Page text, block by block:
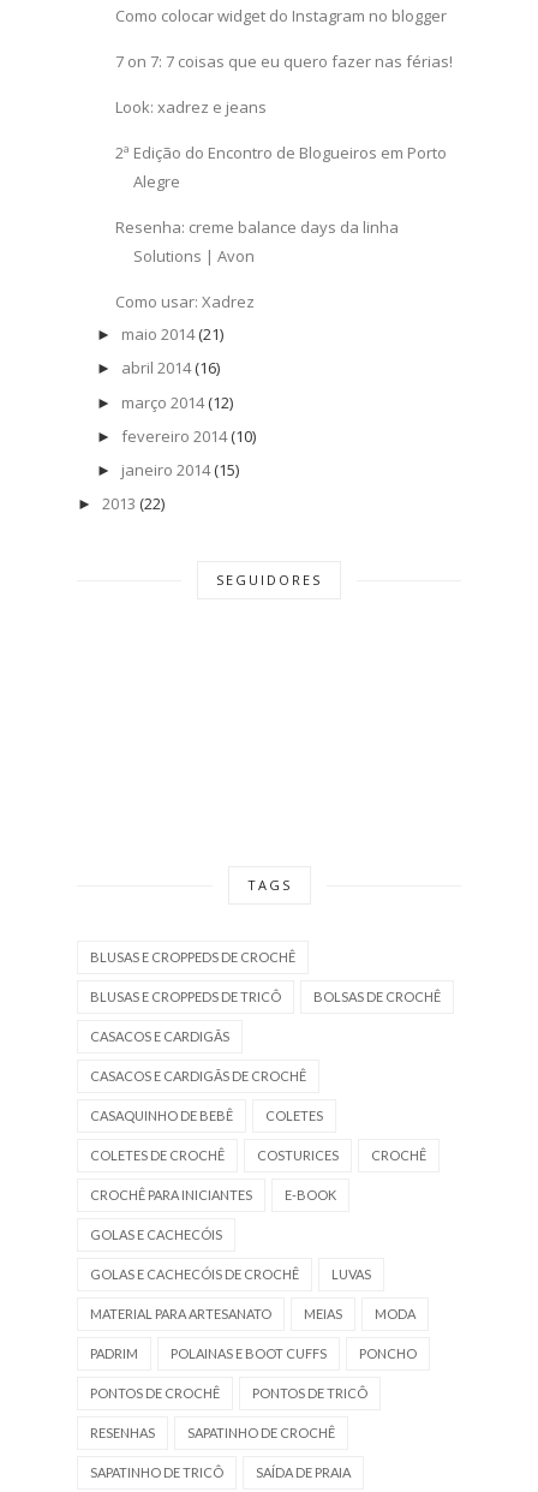
Como colocar widget do Instagram no blogger
7 on 7: 7 coisas que eu quero fazer nas férias!
Look: xadrez e jeans
2ª Edição do Encontro de Blogueiros em Porto
Alegre
Resenha: creme balance days da linha
Solutions | Avon
Como usar: Xadrez
► maio 2014 (21)
► abril 2014 (16)
► março 2014 (12)
► fevereiro 2014 (10)
► janeiro 2014 (15)
► 2013 (22)
SEGUIDORES
TAGS
BLUSAS E CROPPEDS DE CROCHÊ
BLUSAS E CROPPEDS DE TRICÔ BOLSAS DE CROCHÊ
CASACOS E CARDIGÃS
CASACOS E CARDIGÃS DE CROCHÊ
CASAQUINHO DE BEBÊ COLETES
COLETES DE CROCHÊ COSTURICES CROCHÊ
CROCHÊ PARA INICIANTES E-BOOK
GOLAS E CACHECÓIS
GOLAS E CACHECÓIS DE CROCHÊ LUVAS
MATERIAL PARA ARTESANATO MEIAS MODA
PADRIM POLAINAS E BOOT CUFFS PONCHO
PONTOS DE CROCHÊ PONTOS DE TRICÔ
RESENHAS SAPATINHO DE CROCHÊ
SAPATINHO DE TRICÔ SAÍDA DE PRAIA